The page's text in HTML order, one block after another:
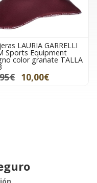
LAURIA GARRELLI
Sports Equipment
color granate TALLA
10,00€